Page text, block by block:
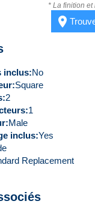
Dessous
* La finition
place
inclus No
Square
2
1
Male
inclus Yes
Replacement